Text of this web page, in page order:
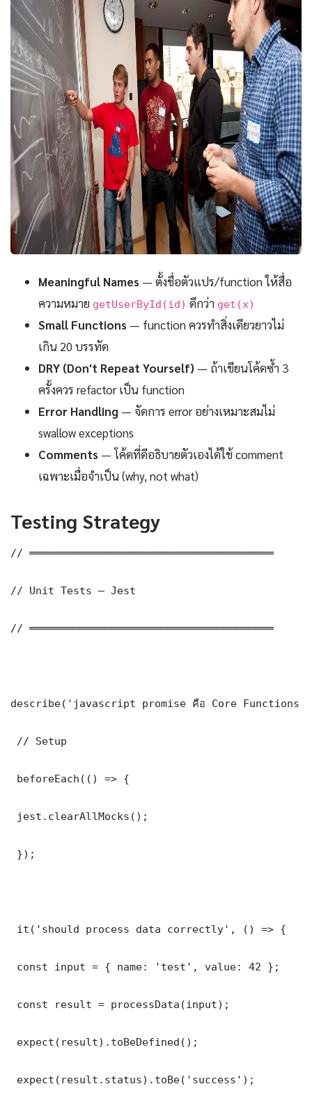
Meaningful Names — ตั้งชื่อตัวแปร/function ให้สื่อ
ความหมาย getUserById(id) ดีกว่า get(x)
Small Functions — function ควรทำสิ่งเดียวยาวไม่
เกิน 20 บรรทัด
DRY (Don't Repeat Yourself) — ถ้าเขียนโค้ดซ้ำ 3
ครั้งควร refactor เป็น function
Error Handling — จัดการ error อย่างเหมาะสมไม่
swallow exceptions
Comments — โค้ดที่ดีอธิบายตัวเองได้ใช้ comment
เฉพาะเมื่อจำเป็น (why, not what)
Testing Strategy
// ═══════════════════════════════════════
// Unit Tests — Jest
// ═══════════════════════════════════════
describe('javascript promise คือ Core
// Setup
beforeEach(() => {
jest.clearAllMocks();
});
it('should process data correctly', () => {
const input = { name: 'test', value: 42 };
const result = processData(input);
expect(result).toBeDefined();
expect(result.status).toBe('success');